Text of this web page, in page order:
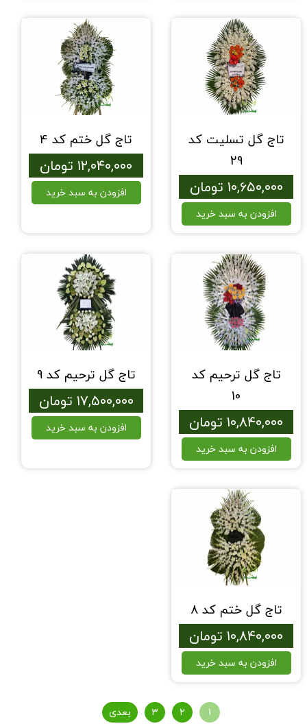
تاج گل تسلیت کد
29
۱۰,۶۵۰,۰۰۰ تومان
افزودن به سبد خرید
تاج گل ختم کد 4
۱۲,۰۴۰,۰۰۰ تومان
افزودن به سبد خرید
تاج گل ترحیم کد
10
۱۰,۸۴۰,۰۰۰ تومان
افزودن به سبد خرید
تاج گل ترحیم کد 9
۱۷,۵۰۰,۰۰۰ تومان
افزودن به سبد خرید
تاج گل ختم کد 8
۱۰,۸۴۰,۰۰۰ تومان
افزودن به سبد خرید
۱ ۲ ۳ بعدی